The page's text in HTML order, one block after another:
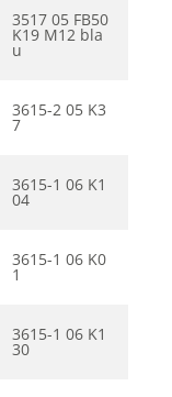
3517 05 FB50
K19 M12 bla
u
3615-2 05 K3
7
3615-1 06 K1
04
3615-1 06 K0
1
3615-1 06 K1
30